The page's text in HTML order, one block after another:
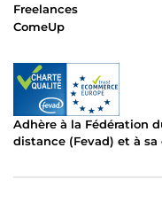
Freelances
ComeUp
Adhère à la Fédération
distance (Fevad) et à